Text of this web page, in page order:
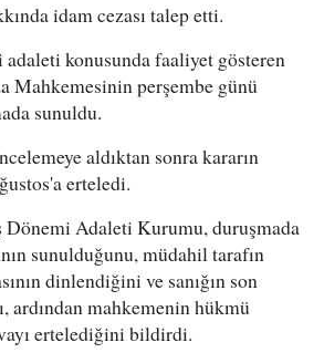
idam cezası talep etti.
konusunda faaliyet gösteren
Mahkemesinin perşembe günü
sunuldu.
aldıktan sonra kararın
erteledi.
Adaleti Kurumu, duruşmada
sunulduğunu, müdahil tarafın
dinlendiğini ve sanığın son
ardından mahkemenin hükmü
ertelediğini bildirdi.